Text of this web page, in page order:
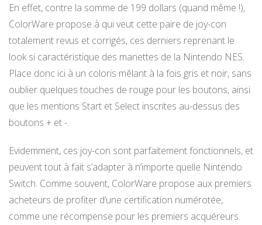
En effet, contre la somme de 199 dollars (quand même !),
ColorWare propose à qui veut cette paire de joy-con
totalement revus et corrigés, ces derniers reprenant le
look si caractéristique des manettes de la Nintendo NES.
Place donc ici à un coloris mêlant à la fois gris et noir, sans
oublier quelques touches de rouge pour les boutons, ainsi
que les mentions Start et Select inscrites au-dessus des
boutons + et -.
Evidemment, ces joy-con sont parfaitement fonctionnels, et
peuvent tout à fait s’adapter à n’importe quelle Nintendo
Switch. Comme souvent, ColorWare propose aux premiers
acheteurs de profiter d’une certification numérotée,
comme une récompense pour les premiers acquéreurs.